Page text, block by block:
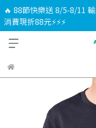
🔥 88節快樂送 8/5-8/11
消費現折88元⚡⚡⚡